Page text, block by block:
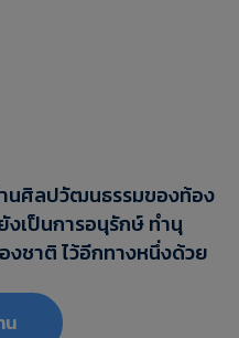
นศิลปวัฒนธรรมของท้อง
เป็นการอนุรักษ์ ทำนุ
ชาติ ไว้อีกทางหนึ่งด้วย
น